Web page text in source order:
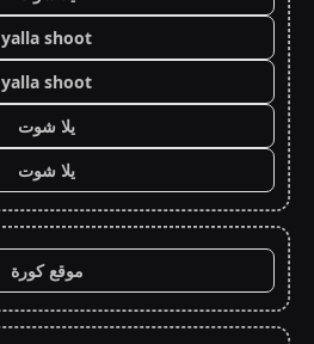
yalla shoot
yalla shoot
يلا شوت
يلا شوت
موقع كورة